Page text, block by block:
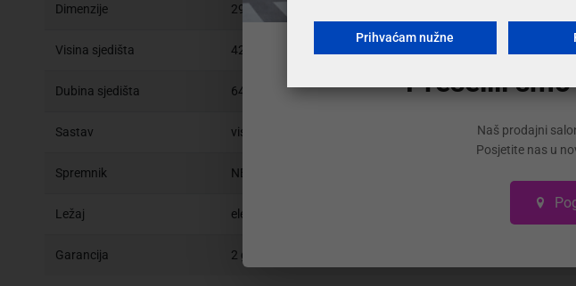
Dimenzije 292x219 cm
Visina sjedišta 42 cm
Dubina sjedišta 64-89 cm
Sastav visokoelastična pjena i opruge
Spremnik NE
Ležaj električni mehanizam
Garancija 2 godine
Preselili
Naš prodajni
Posjetite nas u
Prihvaćam nužne